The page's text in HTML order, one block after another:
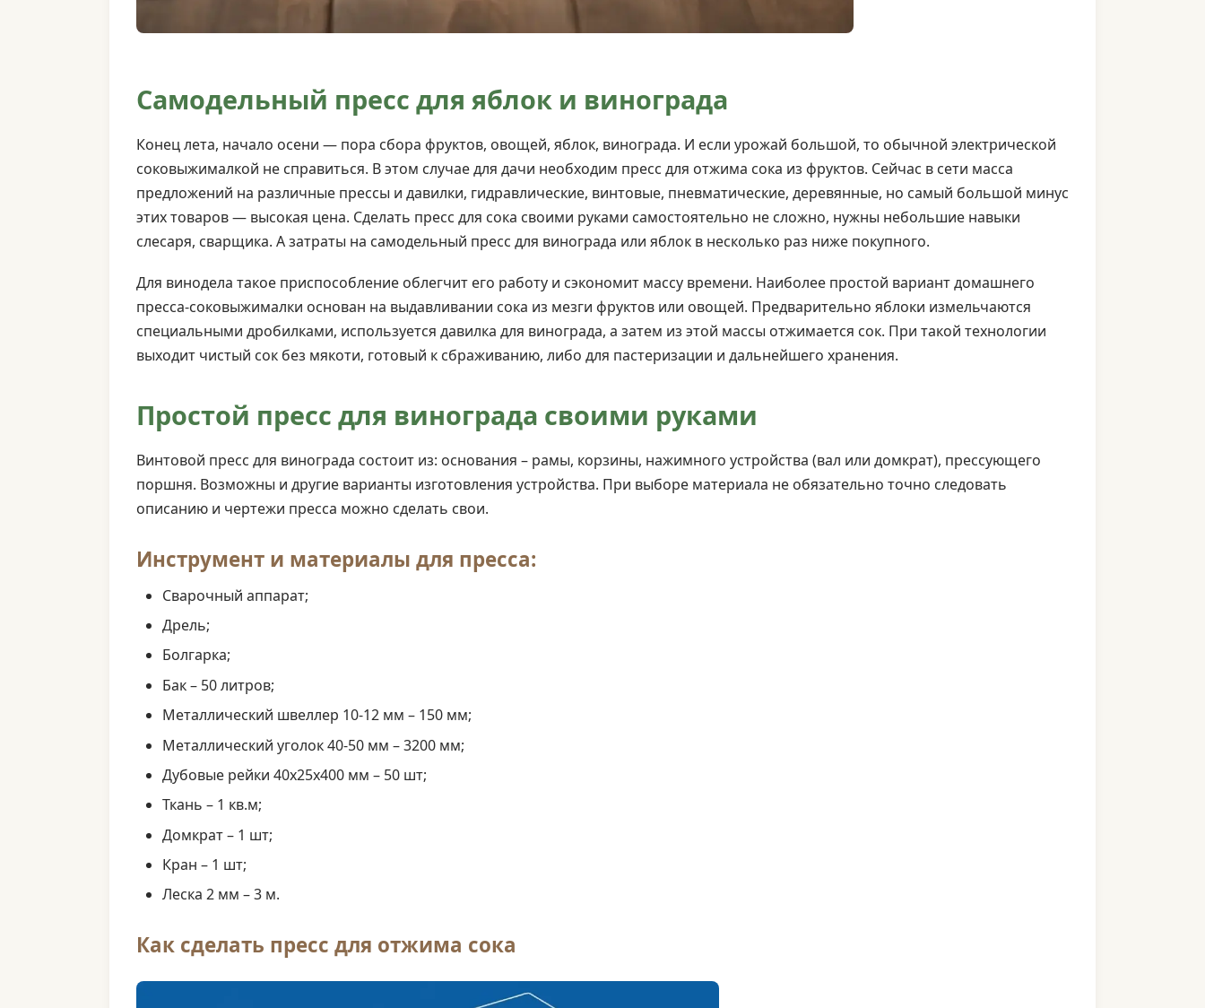
Самодельный пресс для яблок и винограда
Конец лета, начало осени — пора сбора фруктов, овощей, яблок, винограда. И если урожай большой, то обычной электрической
соковыжималкой не справиться. В этом случае для дачи необходим пресс для отжима сока из фруктов. Сейчас в сети масса
предложений на различные прессы и давилки, гидравлические, винтовые, пневматические, деревянные, но самый большой минус
этих товаров — высокая цена. Сделать пресс для сока своими руками самостоятельно не сложно, нужны небольшие навыки
слесаря, сварщика. А затраты на самодельный пресс для винограда или яблок в несколько раз ниже покупного.
Для винодела такое приспособление облегчит его работу и сэкономит массу времени. Наиболее простой вариант домашнего
пресса-соковыжималки основан на выдавливании сока из мезги фруктов или овощей. Предварительно яблоки измельчаются
специальными дробилками, используется давилка для винограда, а затем из этой массы отжимается сок. При такой технологии
выходит чистый сок без мякоти, готовый к сбраживанию, либо для пастеризации и дальнейшего хранения.
Простой пресс для винограда своими руками
Винтовой пресс для винограда состоит из: основания – рамы, корзины, нажимного устройства (вал или домкрат), прессующего
поршня. Возможны и другие варианты изготовления устройства. При выборе материала не обязательно точно следовать
описанию и чертежи пресса можно сделать свои.
Инструмент и материалы для пресса:
Сварочный аппарат;
Дрель;
Болгарка;
Бак – 50 литров;
Металлический швеллер 10-12 мм – 150 мм;
Металлический уголок 40-50 мм – 3200 мм;
Дубовые рейки 40х25х400 мм – 50 шт;
Ткань – 1 кв.м;
Домкрат – 1 шт;
Кран – 1 шт;
Леска 2 мм – 3 м.
Как сделать пресс для отжима сока